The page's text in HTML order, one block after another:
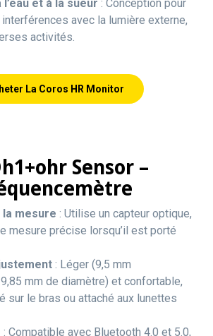
et à la sueur : Conception pour
avec la lumière externe,
activités.
La Coros HR Monitor
Sensor –
mesure : Utilise un capteur optique,
mesure précise lorsqu’il est porté
: Léger (9,5 mm
mm de diamètre) et confortable,
sur le bras ou attaché aux lunettes
: Compatible avec Bluetooth 4.0 et 5.0,